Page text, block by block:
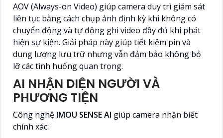
AOV (Always-on Video) giúp camera duy trì giám sát
liên tục bằng cách chụp ảnh định kỳ khi không có
chuyển động và tự động ghi video đầy đủ khi phát
hiện sự kiện. Giải pháp này giúp tiết kiệm pin và
dung lượng lưu trữ nhưng vẫn đảm bảo không bỏ
lỡ các tình huống quan trọng.
AI NHẬN DIỆN NGƯỜI VÀ
PHƯƠNG TIỆN
Công nghệ IMOU SENSE AI giúp camera nhận biết
chính xác: